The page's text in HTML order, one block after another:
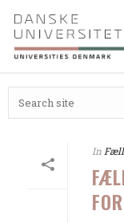
In